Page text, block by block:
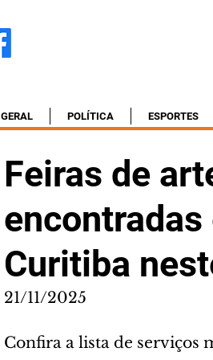
GERAL POLÍTICA ESPORTES
Feiras de
Curitiba
21/11/2025
Confira a lista de serviços